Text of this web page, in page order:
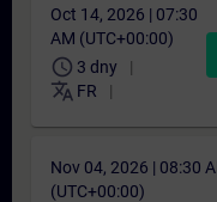
Oct 14, 2026 | 07:30
AM (UTC+00:00)
schedule 3 dny
translate FR
Nov 04, 2026 | 08:30
(UTC+00:00)